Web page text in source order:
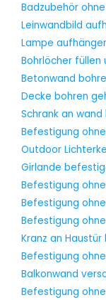
Badzubehör
Leinwandbild
Lampe
Bohrlöcher füllen
Betonwand
Decke bohren
Schrank an
Befestigung
Outdoor
Girlande
Befestigung
Befestigung
Befestigung
Kranz an
Befestigung
Balkonwand
Befestigung